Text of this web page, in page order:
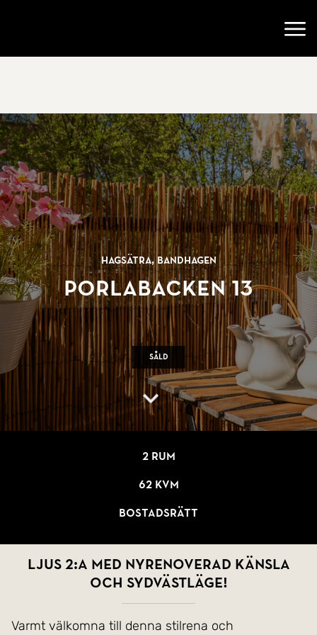
Hagsätra, Bandhagen
Porlabacken 13
Såld
2 rum
62 kvm
Bostadsrätt
Ljus 2:a med nyrenoverad känsla
och sydvästläge!
Varmt välkomna till denna stilrena och